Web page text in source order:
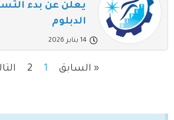
يعلن عن بدء
الدبلوم
14 يناير 2026
« السابق 1
2